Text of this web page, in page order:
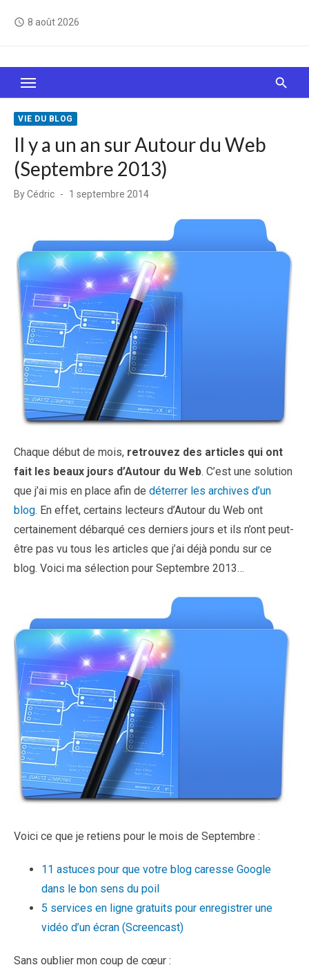
access_time 8 août 2026
Le Web, c'est comme une boîte de chocolats… On
sait jamais sur quoi on va tomber !
VIE DU BLOG
Il y a un an sur Autour du Web
(Septembre 2013)
ByCédric
Posted
1 septembre 2014
Chaque début de mois, retrouvez des articles qui ont
fait les beaux jours d’Autour du Web. C’est une solution
que j’ai mis en place afin de déterrer les archives d’un
blog. En effet, certains lecteurs d’Autour du Web ont
certainement débarqué ces derniers jours et ils n’ont peut-
être pas vu tous les articles que j’ai déjà pondu sur ce
blog. Voici ma sélection pour Septembre 2013…
Voici ce que je retiens pour le mois de Septembre :
11 astuces pour que votre blog caresse Google
dans le bon sens du poil
5 services en ligne gratuits pour enregistrer une
vidéo d’un écran (Screencast)
Sans oublier mon coup de cœur :